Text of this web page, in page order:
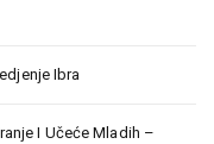
Ibra
I Učeće Mladih –